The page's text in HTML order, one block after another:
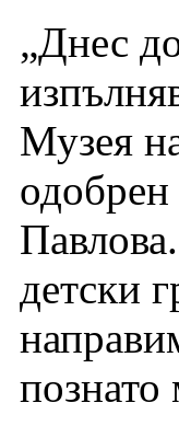
„Днес
Музея
детски
познато